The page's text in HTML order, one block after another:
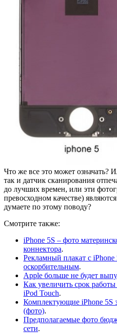
Что же все это может означать?
так и датчик сканирования
до лучших времен, или эти
превосходном качестве)
думаете по этому поводу?
Смотрите также:
iPhone 5S – фото
коннектора.
Рекламный плакат с
оскорбительным.
Apple больше не будет
Как увеличить срок
iPod Touch.
Комплектующие iPhone 5S
(фото).
Предполагаемые фото
сети.